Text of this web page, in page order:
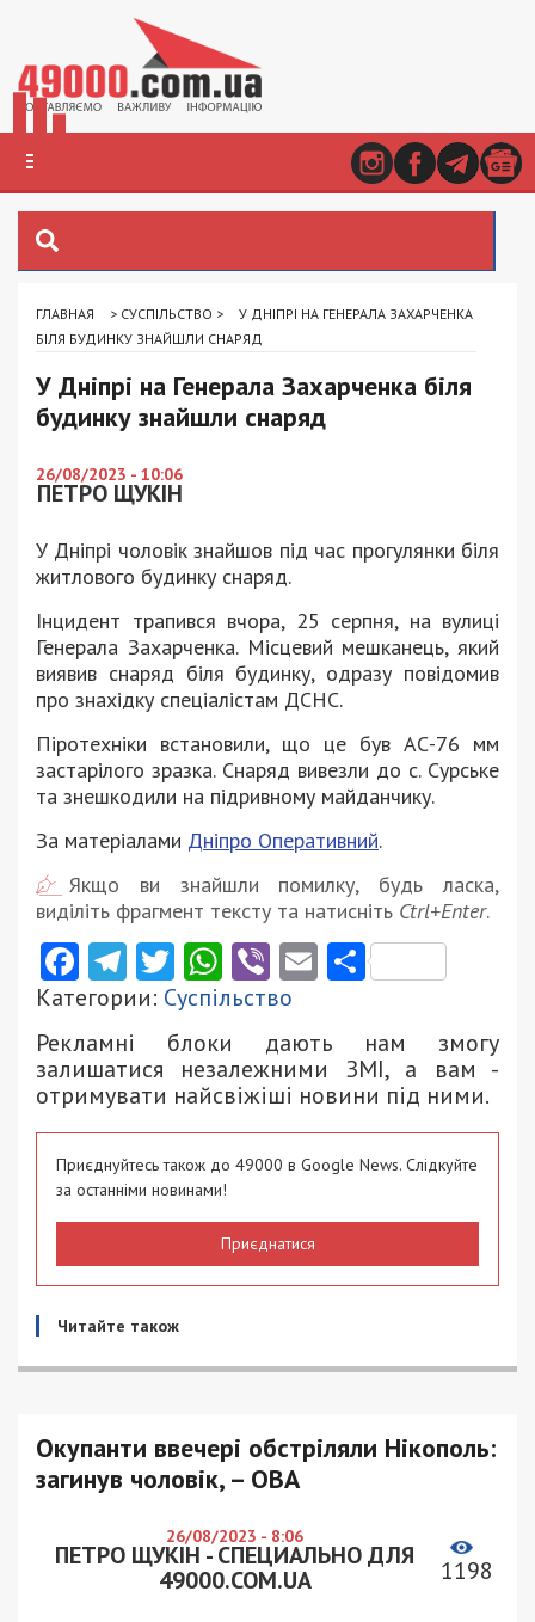
ГЛАВНАЯ > СУСПІЛЬСТВО >
У ДНІПРІ НА ГЕНЕРАЛА ЗАХАРЧЕНКА
БІЛЯ БУДИНКУ ЗНАЙШЛИ СНАРЯД
У Дніпрі на Генерала Захарченка біля
будинку знайшли снаряд
26/08/2023 - 10:06
ПЕТРО ЩУКІН
У Дніпрі чоловік знайшов під час прогулянки біля
житлового будинку снаряд.
Інцидент трапився вчора, 25 серпня, на вулиці
Генерала Захарченка. Місцевий мешканець, який
виявив снаряд біля будинку, одразу повідомив
про знахідку спеціалістам ДСНС.
Піротехніки встановили, що це був АС-76 мм
застарілого зразка. Снаряд вивезли до с. Сурське
та знешкодили на підривному майданчику.
За матеріалами Дніпро Оперативний.
Якщо ви знайшли помилку, будь ласка,
виділіть фрагмент тексту та натисніть Ctrl+Enter.
Facebook
Telegram
Twitter
WhatsApp
ViberEmail
Категории: Суспільство
Рекламні блоки дають нам змогу
залишатися незалежними ЗМІ, а вам -
отримувати найсвіжіші новини під ними.
Приєднуйтесь також до 49000 в Google News. Слідкуйте
за останніми новинами!
Приєднатися
Читайте також
Окупанти ввечері обстріляли Нікополь:
загинув чоловік, – ОВА
26/08/2023 - 8:06
ПЕТРО ЩУКІН - СПЕЦИАЛЬНО ДЛЯ
49000.COM.UA
1198